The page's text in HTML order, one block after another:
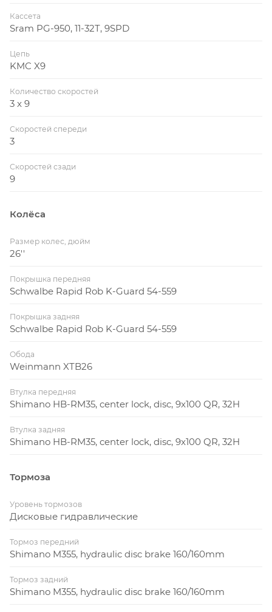
Кассета
Sram PG-950, 11-32T, 9SPD
Цепь
KMC X9
Количество скоростей
3 x 9
Скоростей спереди
3
Скоростей сзади
9
Колёса
Размер колес, дюйм
26''
Покрышка передняя
Schwalbe Rapid Rob K-Guard 54-559
Покрышка задняя
Schwalbe Rapid Rob K-Guard 54-559
Обода
Weinmann XTB26
Втулка передняя
Shimano HB-RM35, center lock, disc, 9x100 QR, 32H
Втулка задняя
Shimano HB-RM35, center lock, disc, 9x100 QR, 32H
Тормоза
Уровень тормозов
Дисковые гидравлические
Тормоз передний
Shimano M355, hydraulic disc brake 160/160mm
Тормоз задний
Shimano M355, hydraulic disc brake 160/160mm